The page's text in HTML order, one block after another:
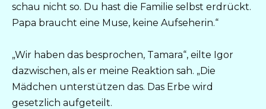
schau nicht so. Du hast die Familie selbst erdrückt.
Papa braucht eine Muse, keine Aufseherin.“
„Wir haben das besprochen, Tamara“, eilte Igor
dazwischen, als er meine Reaktion sah. „Die
Mädchen unterstützen das. Das Erbe wird
gesetzlich aufgeteilt.